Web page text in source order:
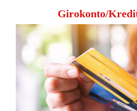
Girokonto/